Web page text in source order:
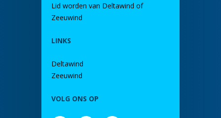
Lid worden van Deltawind of
Zeeuwind
LINKS
Deltawind
Zeeuwind
VOLG ONS OP